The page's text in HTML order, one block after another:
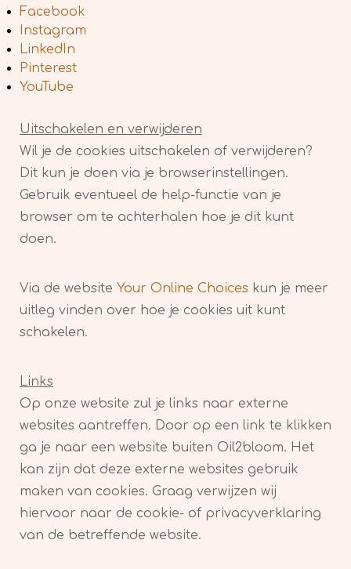
Facebook
Instagram
LinkedIn
Pinterest
YouTube
Uitschakelen en verwijderen
Wil je de cookies uitschakelen of verwijderen?
Dit kun je doen via je browserinstellingen.
Gebruik eventueel de help-functie van je
browser om te achterhalen hoe je dit kunt
doen.
Via de website Your Online Choices kun je meer
uitleg vinden over hoe je cookies uit kunt
schakelen.
Links
Op onze website zul je links naar externe
websites aantreffen. Door op een link te klikken
ga je naar een website buiten Oil2bloom. Het
kan zijn dat deze externe websites gebruik
maken van cookies. Graag verwijzen wij
hiervoor naar de cookie- of privacyverklaring
van de betreffende website.